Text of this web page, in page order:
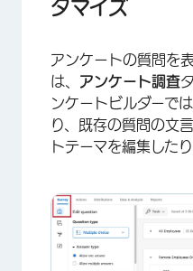
タマイズ
アンケートの質問を
は、 アンケート調査
ンケートビルダーで
り、既存の質問の文
トテーマを編集した